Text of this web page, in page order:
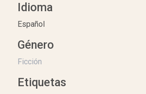
Idioma
Español
Género
Ficción
Etiquetas